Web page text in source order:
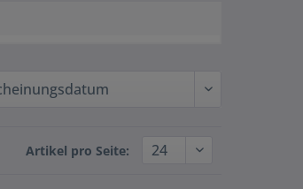
Artikel pro Seite: